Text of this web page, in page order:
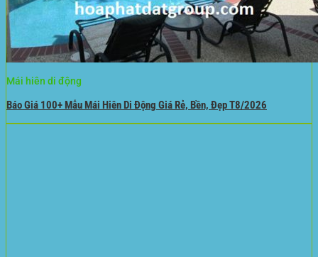
Tìm
kiếm:
Mái hiên di động
Báo Giá 100+ Mẫu Mái Hiên Di Động Giá Rẻ, Bền, Đẹp T8/2026